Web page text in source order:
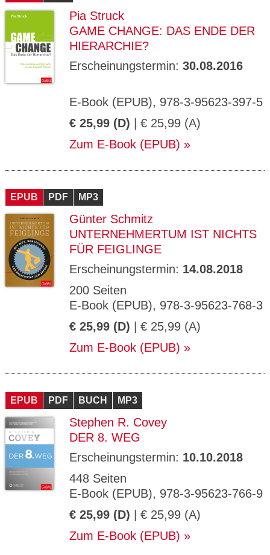
Pia Struck
GAME CHANGE: DAS ENDE DER
HIERARCHIE?
Erscheinungstermin: 30.08.2016
E-Book (EPUB), 978-3-95623-397-5
€ 25,99 (D) | € 25,99 (A)
Zum E-Book (EPUB)
EPUB PDF MP3
Günter Schmitz
UNTERNEHMERTUM IST NICHTS
FÜR FEIGLINGE
Erscheinungstermin: 14.08.2018
200 Seiten
E-Book (EPUB), 978-3-95623-768-3
€ 25,99 (D) | € 25,99 (A)
Zum E-Book (EPUB)
EPUB PDF BUCH MP3
Stephen R. Covey
DER 8. WEG
Erscheinungstermin: 10.10.2018
448 Seiten
E-Book (EPUB), 978-3-95623-766-9
€ 25,99 (D) | € 25,99 (A)
Zum E-Book (EPUB)